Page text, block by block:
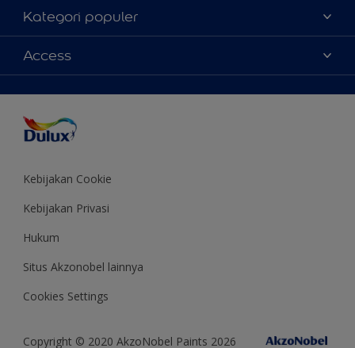
Tentang Kami
Contact us
Temukan toko
Kategori populer
Warna
Produk
Inspirasi
Saran Mendekorasi
Colour of the Year
Access
Kebijakan Cookie
Kebijakan Privasi
Hukum
Situs Akzonobel lainnya
Cookies Settings
Copyright © 2020 AkzoNobel Paints 2026